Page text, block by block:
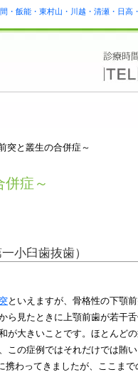
飯能・東村山・川越・清瀬・日高
突と叢生の合併症～
症～
小臼歯抜歯）
といえますが、骨格性の下顎
見たときに上顎前歯が若干舌
が大きいことです。ほとんど
この症例ではそれだけでは賄
わってきましたが、ここま